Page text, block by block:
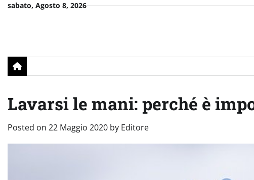
Skipsabato, Agosto 8, 2026
Lavarsi le mani: perché è
Posted on 22 Maggio 2020 by Editore